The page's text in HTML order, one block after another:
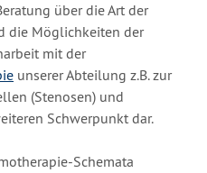
über die Art der
die Möglichkeiten der
mit der
unserer Abteilung z.B. zur
(Stenosen) und
Schwerpunkt dar.
Schemata